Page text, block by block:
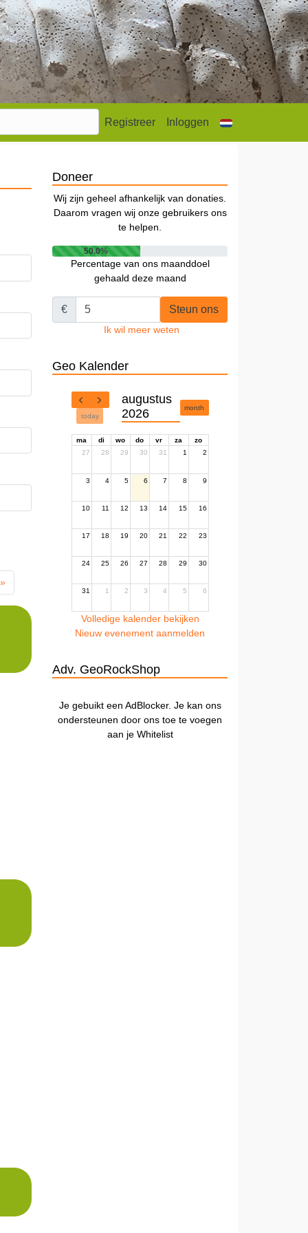
Registreer Inloggen
Doneer
Wij zijn geheel afhankelijk van donaties.
Daarom vragen wij onze gebruikers ons
te helpen.
50.0%
Percentage van ons maanddoel
gehaald deze maand
€ Steun ons
Ik wil meer weten
Geo Kalender
today
augustus
2026
month
ma di wo do vr za
zo
27
28 29 30 31 1 2
3 4 5 6 7 8 9
10 11 12 13 14 15 16
17 18 19 20 21 22 23
24 25 26 27 28 29 30
31 1 2 3 4 5 6
Volledige kalender bekijken
Nieuw evenement aanmelden
Adv. GeoRockShop
Je gebuikt een AdBlocker. Je kan ons
ondersteunen door ons toe te voegen
aan je Whitelist